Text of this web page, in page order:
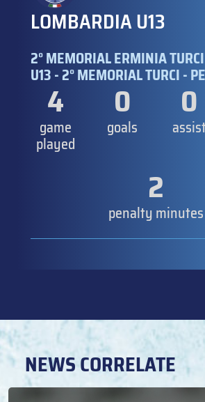
LOMBARDIA U13
2° MEMORIAL ERMINIA
U13 - 2° MEMORIAL TURCI -
4
game
played
0
goals
0
2
penalty minutes
NEWS CORRELATE